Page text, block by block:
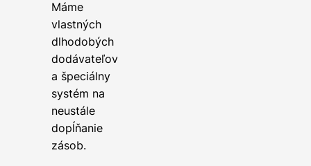
Máme
vlastných
dlhodobých
dodávateľov
a špeciálny
systém na
neustále
dopĺňanie
zásob.